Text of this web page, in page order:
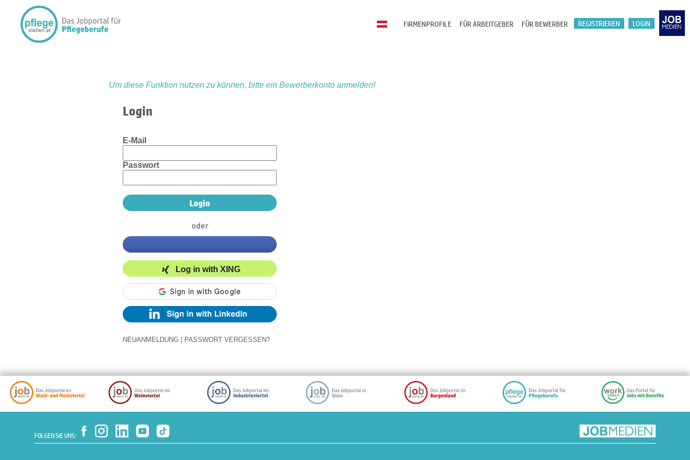
LOGIN
REGISTRIEREN
FÜR BEWERBER
FÜR ARBEITGEBER
FIRMENPROFILE
Um diese Funktion nutzen zu können, bitte ein Bewerberkonto anmelden!
Login
E-Mail
Passwort
oder
Log in with XING
NEUANMELDUNG PASSWORT VERGESSEN?
FOLGEN SIE UNS: